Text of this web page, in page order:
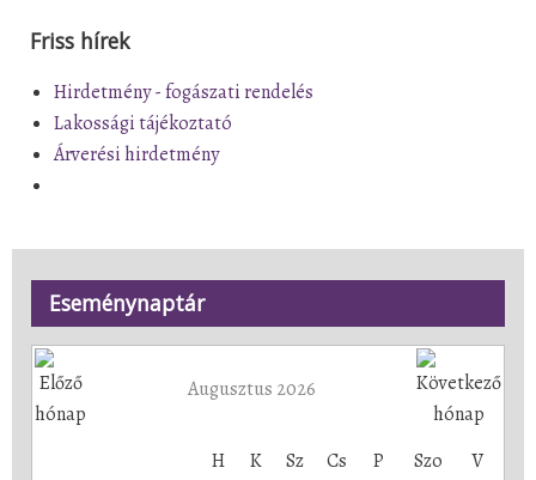
Friss hírek
Hirdetmény - fogászati rendelés
Lakossági tájékoztató
Árverési hirdetmény
Eseménynaptár
Augusztus 2026
H K Sz Cs P Szo
V